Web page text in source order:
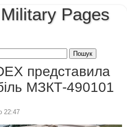
Pages
представила
МЗКТ-490101
22:47